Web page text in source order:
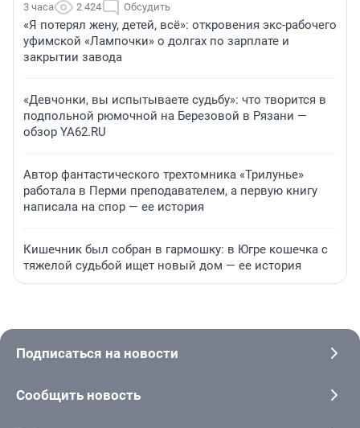
3 часа 2 424 Обсудить
«Я потерял жену, детей, всё»: откровения экс-рабочего
уфимской «Лампочки» о долгах по зарплате и
закрытии завода
«Девчонки, вы испытываете судьбу»: что творится в
подпольной рюмочной на Березовой в Рязани —
обзор YA62.RU
Автор фантастического трехтомника «Трилунье»
работала в Перми преподавателем, а первую книгу
написала на спор — ее история
Кишечник был собран в гармошку: в Югре кошечка с
тяжелой судьбой ищет новый дом — ее история
Подписаться на новости
Сообщить новость